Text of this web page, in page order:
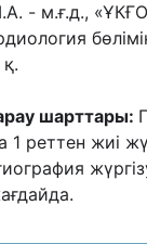
- м.ғ.д.,
шарттары:
реттен жиі